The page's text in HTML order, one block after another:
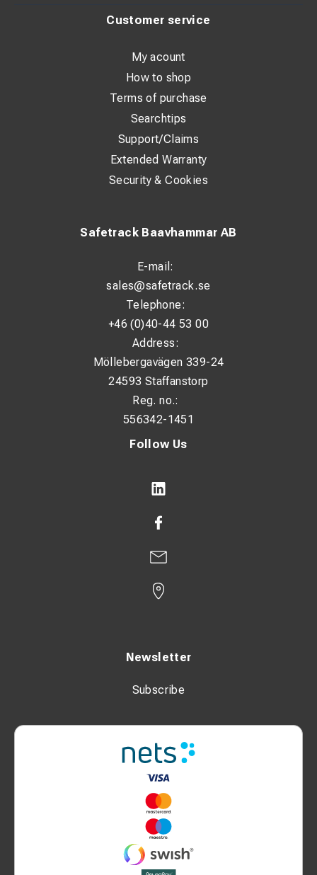
Follow Us
Newsletter
Subscribe
Safetrack Baavhammar AB
E-mail:
sales@safetrack.se
Telephone:
+46 (0)40-44 53 00
Address:
Möllebergavägen 339-24
24593 Staffanstorp
Reg. no.:
556342-1451
Customer service
My acount
How to shop
Terms of purchase
Searchtips
Support/Claims
Extended Warranty
Security & Cookies